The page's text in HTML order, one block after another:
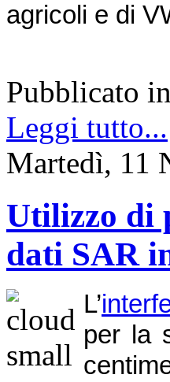
agricoli e di
Pubblicato in
Leggi tutto...
Martedì, 11
Utilizzo di
dati SAR
L’
per la